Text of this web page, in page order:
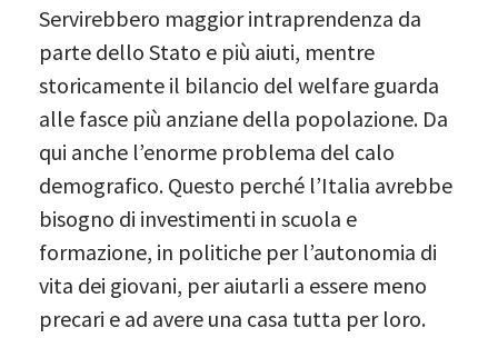
Servirebbero maggior intraprendenza da
parte dello Stato e più aiuti, mentre
storicamente il bilancio del welfare guarda
alle fasce più anziane della popolazione. Da
qui anche l’enorme problema del calo
demografico. Questo perché l’Italia avrebbe
bisogno di investimenti in scuola e
formazione, in politiche per l’autonomia di
vita dei giovani, per aiutarli a essere meno
precari e ad avere una casa tutta per loro.